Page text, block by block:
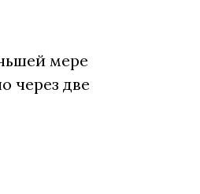
мере
через две